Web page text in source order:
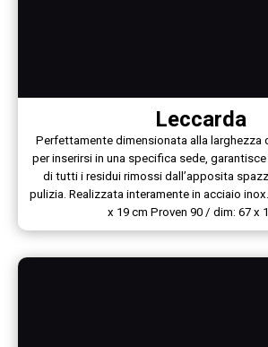
Leccarda
Perfettamente dimensionata alla larghezza
per inserirsi in una specifica sede,
di tutti i residui rimossi dall’apposita
pulizia. Realizzata interamente in acciaio
x 19 cm Proven 90 / dim: 67 x